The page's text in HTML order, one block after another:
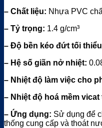
– Chất liệu: Nhựa PVC
– Tỷ trọng: 1.4 g/cm³
– Độ bền kéo đứt tối
– Hệ số giãn nở nhiệt:
– Nhiệt độ làm việc cho
– Nhiệt độ hoá mềm vicat
– Ứng dụng: Sử dụng để
thống cung cấp và thoát